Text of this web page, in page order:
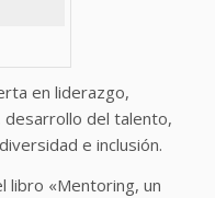
en liderazgo,
del talento,
e inclusión.
libro «Mentoring, un